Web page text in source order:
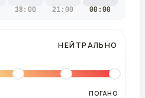
18:00 21:00 00:00
НЕЙТРАЛЬНО
ПОГАНО